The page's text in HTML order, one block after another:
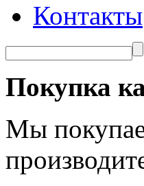
Контакты
Покупка
Мы